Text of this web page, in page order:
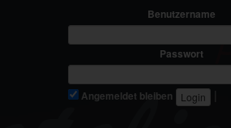
Benutzername
Passwort
Angemeldet bleiben